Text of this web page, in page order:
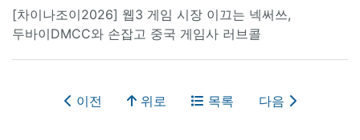
[차이나조이2026] 웹3 게임 시장 이끄는 넥써쓰,
두바이DMCC와 손잡고 중국 게임사 러브콜
이전 위로 목록 다음